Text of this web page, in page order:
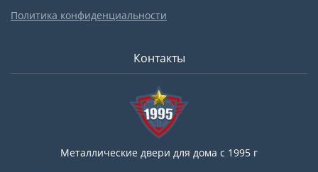
Политика конфиденциальности
Контакты
Металлические двери для дома с 1995 г